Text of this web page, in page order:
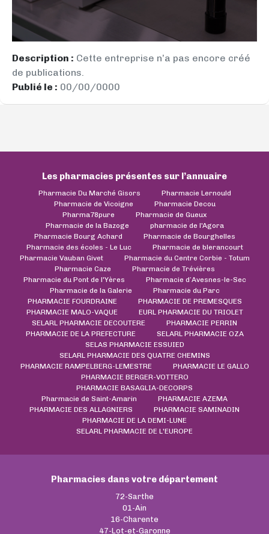
Description : Cette entreprise n’a pas encore créé
de publications.
Publié le : 00/00/0000
Les pharmacies présentes sur l’annuaire
Pharmacie Du Marché Gisors
Pharmacie Lernould
Pharmacie de Vicoigne
Pharmacie Decou
Pharma78pure
Pharmacie de Gueux
Pharmacie de la Bazoge
pharmacie de l'Agora
Pharmacie Bourg Achard
Pharmacie de Bourghelles
Pharmacie des écoles - Le Luc
Pharmacie de blerancourt
Pharmacie Vauban Givet
Pharmacie du Centre Corbie - Totum
Pharmacie Caze
Pharmacie de Trévières
Pharmacie du Pont de l'Yères
Pharmacie d’Avesnes-le-Sec
Pharmacie de la Galerie
Pharmacie du Parc
PHARMACIE FOURDRAINE
PHARMACIE DE PREMESQUES
PHARMACIE MALO-VAQUE
EURL PHARMACIE DU TRIOLET
SELARL PHARMACIE DECOUTERE
PHARMACIE PERRIN
PHARMACIE DE LA PREFECTURE
SELARL PHARMACIE OZA
SELAS PHARMACIE ESSUIED
SELARL PHARMACIE DES QUATRE CHEMINS
PHARMACIE RAMPELBERG-LEMESTRE
PHARMACIE LE GALLO
PHARMACIE BERGER-VOTTERO
PHARMACIE BASAGLIA-DECORPS
Pharmacie de Saint-Amarin
PHARMACIE AZEMA
PHARMACIE DES ALLAGNIERS
PHARMACIE SAMINADIN
PHARMACIE DE LA DEMI-LUNE
SELARL PHARMACIE DE L'EUROPE
Pharmacies dans votre département
72-Sarthe
01-Ain
16-Charente
47-Lot-et-Garonne